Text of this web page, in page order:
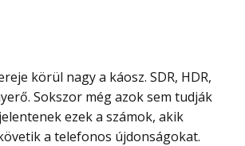
Sokszor még azok sem tudják
ezek a számok, akik
a telefonos újdonságokat.